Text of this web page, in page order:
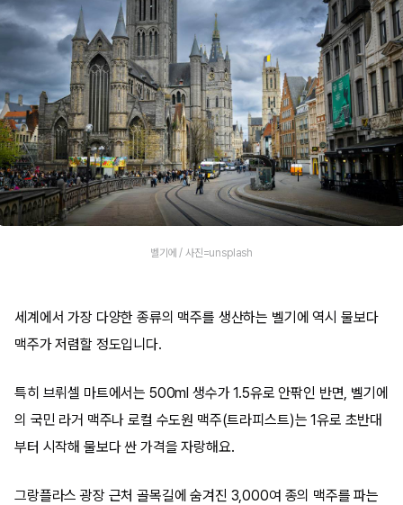
벨기에 / 사진=unsplash
세계에서 가장 다양한 종류의 맥주를 생산하는 벨기에 역시 물보다
맥주가 저렴할 정도입니다.
특히 브뤼셀 마트에서는 500ml 생수가 1.5유로 안팎인 반면, 벨기에
의 국민 라거 맥주나 로컬 수도원 맥주(트라피스트)는 1유로 초반대
부터 시작해 물보다 싼 가격을 자랑해요.
그랑플라스 광장 근처 골목길에 숨겨진 3,000여 종의 맥주를 파는